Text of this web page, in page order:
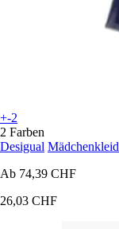
+-2
2 Farben
Desigual
Ab 74,39 CHF
26,03 CHF